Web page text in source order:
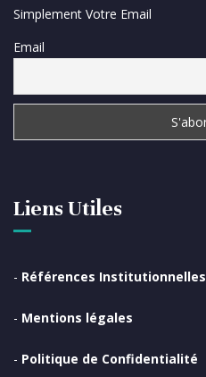
Liens Utiles
- Références Institutionnelles
- Mentions légales
- Politique de Confidentialité
Simplement Votre Email
Email